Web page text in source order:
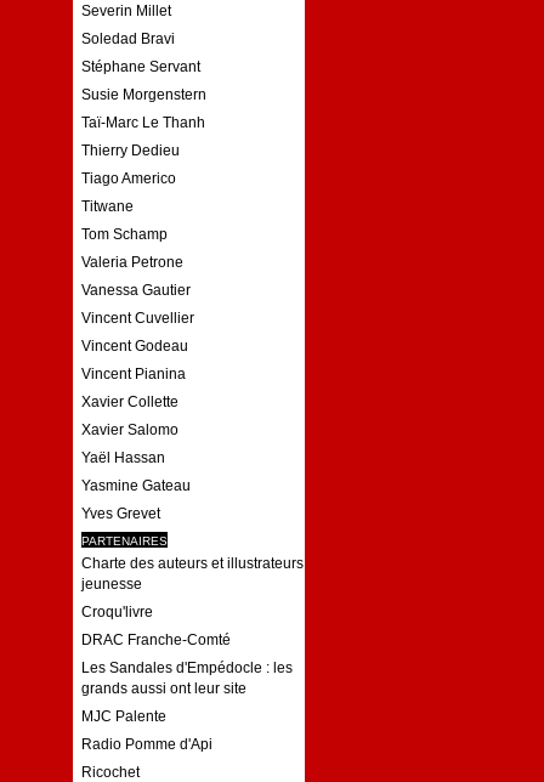
Severin Millet
Soledad Bravi
Stéphane Servant
Susie Morgenstern
Taï-Marc Le Thanh
Thierry Dedieu
Tiago Americo
Titwane
Tom Schamp
Valeria Petrone
Vanessa Gautier
Vincent Cuvellier
Vincent Godeau
Vincent Pianina
Xavier Collette
Xavier Salomo
Yaël Hassan
Yasmine Gateau
Yves Grevet
PARTENAIRES
Charte des auteurs et illustrateurs
jeunesse
Croqu'livre
DRAC Franche-Comté
Les Sandales d'Empédocle : les
grands aussi ont leur site
MJC Palente
Radio Pomme d'Api
Ricochet